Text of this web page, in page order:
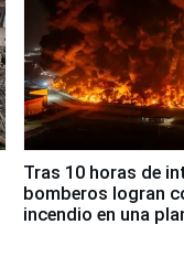
Tras 10 horas de
bomberos logran
incendio en una